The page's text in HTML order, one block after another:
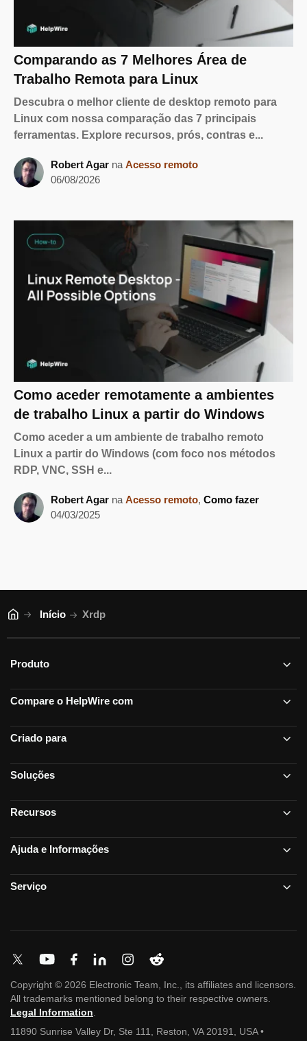
Comparando as 7 Melhores Área de
Trabalho Remota para Linux
Descubra o melhor cliente de desktop remoto para
Linux com nossa comparação das 7 principais
ferramentas. Explore recursos, prós, contras e...
Robert Agar na Acesso remoto
06/08/2026
Como aceder remotamente a ambientes
de trabalho Linux a partir do Windows
Como aceder a um ambiente de trabalho remoto
Linux a partir do Windows (com foco nos métodos
RDP, VNC, SSH e...
Robert Agar na Acesso remoto, Como fazer
04/03/2025
Início Xrdp
Produto
Compare o HelpWire com
Criado para
Soluções
Recursos
Ajuda e Informações
Serviço
Copyright © 2026 Electronic Team, Inc., its affiliates and licensors.
All trademarks mentioned belong to their respective owners.
Legal Information
11890 Sunrise Valley Dr, Ste 111, Reston, VA 20191, USA •